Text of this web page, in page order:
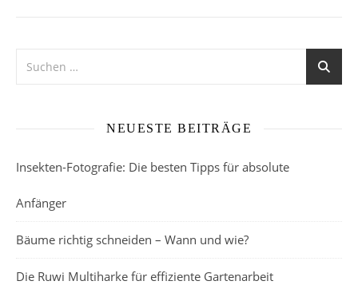
NEUESTE BEITRÄGE
Insekten-Fotografie: Die besten Tipps für absolute
Anfänger
Bäume richtig schneiden – Wann und wie?
Die Ruwi Multiharke für effiziente Gartenarbeit